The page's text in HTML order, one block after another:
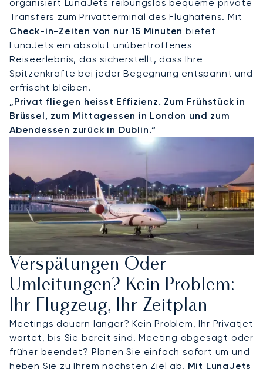
organisiert LunaJets reibungslos bequeme private
Transfers zum Privatterminal des Flughafens. Mit
Check-in-Zeiten von nur 15 Minuten bietet
LunaJets ein absolut unübertroffenes
Reiseerlebnis, das sicherstellt, dass Ihre
Spitzenkräfte bei jeder Begegnung entspannt und
erfrischt bleiben.
„Privat fliegen heisst Effizienz. Zum Frühstück in
Brüssel, zum Mittagessen in London und zum
Abendessen zurück in Dublin.“
Verspätungen Oder
Umleitungen? Kein Problem:
Ihr Flugzeug, Ihr Zeitplan
Meetings dauern länger? Kein Problem, Ihr Privatjet
wartet, bis Sie bereit sind. Meeting abgesagt oder
früher beendet? Planen Sie einfach sofort um und
heben Sie zu Ihrem nächsten Ziel ab. Mit LunaJets